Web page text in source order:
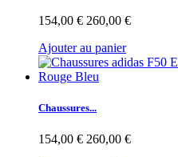
154,00 € 260,00 €
Ajouter au panier
Chaussures...
154,00 € 260,00 €